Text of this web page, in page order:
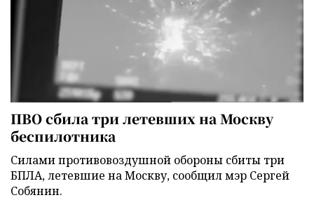
ПВО сбила три летевших на Москву
беспилотника
Силами противовоздушной обороны сбиты три
БПЛА, летевшие на Москву, сообщил мэр Сергей
Собянин.